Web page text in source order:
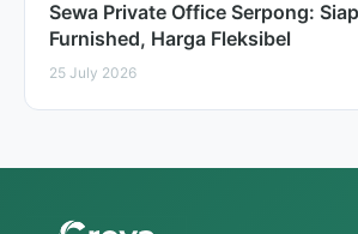
Sewa Private Office Serpong:
Furnished, Harga Fleksibel
25 July 2026